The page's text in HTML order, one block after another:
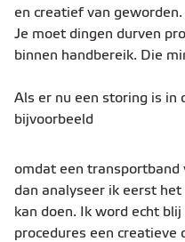
en creatief van
Je moet dingen durven
binnen handbereik. Die
Als er nu een storing is in
bijvoorbeeld
omdat een
dan analyseer ik eerst
kan doen. Ik word echt
procedures een creatieve